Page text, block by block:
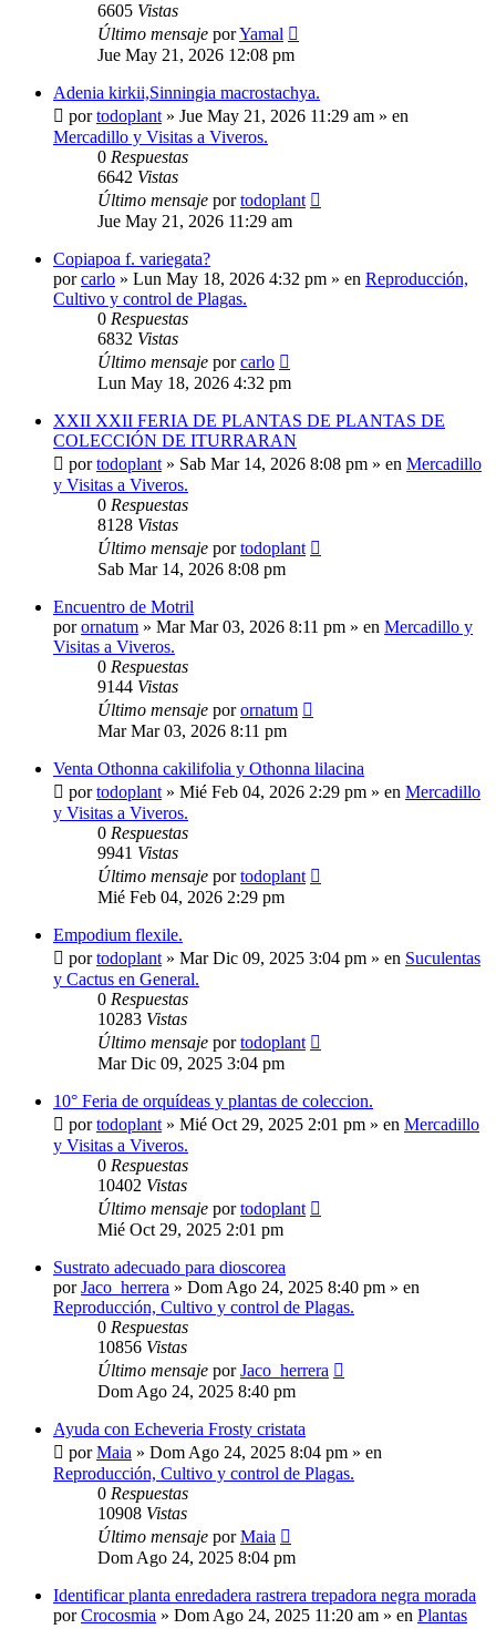
6605 Vistas
Último mensaje porYamal
Jue May 21, 2026 12:08 pm
Adenia kirkii,Sinningia macrostachya.
portodoplant » Jue May 21, 2026 11:29 am » en
Mercadillo y Visitas a Viveros.
0 Respuestas
6642 Vistas
Último mensaje portodoplant
Jue May 21, 2026 11:29 am
Copiapoa f. variegata?
porcarlo » Lun May 18, 2026 4:32 pm » en Reproducción,
Cultivo y control de Plagas.
0 Respuestas
6832 Vistas
Último mensaje porcarlo
Lun May 18, 2026 4:32 pm
XXII XXII FERIA DE PLANTAS DE PLANTAS DE
COLECCIÓN DE ITURRARAN
portodoplant » Sab Mar 14, 2026 8:08 pm » en Mercadillo
y Visitas a Viveros.
0 Respuestas
8128 Vistas
Último mensaje portodoplant
Sab Mar 14, 2026 8:08 pm
Encuentro de Motril
porornatum » Mar Mar 03, 2026 8:11 pm » en Mercadillo y
Visitas a Viveros.
0 Respuestas
9144 Vistas
Último mensaje porornatum
Mar Mar 03, 2026 8:11 pm
Venta Othonna cakilifolia y Othonna lilacina
portodoplant » Mié Feb 04, 2026 2:29 pm » en Mercadillo
y Visitas a Viveros.
0 Respuestas
9941 Vistas
Último mensaje portodoplant
Mié Feb 04, 2026 2:29 pm
Empodium flexile.
portodoplant » Mar Dic 09, 2025 3:04 pm » en Suculentas
y Cactus en General.
0 Respuestas
10283 Vistas
Último mensaje portodoplant
Mar Dic 09, 2025 3:04 pm
10° Feria de orquídeas y plantas de coleccion.
portodoplant » Mié Oct 29, 2025 2:01 pm » en Mercadillo
y Visitas a Viveros.
0 Respuestas
10402 Vistas
Último mensaje portodoplant
Mié Oct 29, 2025 2:01 pm
Sustrato adecuado para dioscorea
porJaco_herrera » Dom Ago 24, 2025 8:40 pm » en
Reproducción, Cultivo y control de Plagas.
0 Respuestas
10856 Vistas
Último mensaje porJaco_herrera
Dom Ago 24, 2025 8:40 pm
Ayuda con Echeveria Frosty cristata
porMaia » Dom Ago 24, 2025 8:04 pm » en
Reproducción, Cultivo y control de Plagas.
0 Respuestas
10908 Vistas
Último mensaje porMaia
Dom Ago 24, 2025 8:04 pm
Identificar planta enredadera rastrera trepadora negra morada
porCrocosmia » Dom Ago 24, 2025 11:20 am » en Plantas